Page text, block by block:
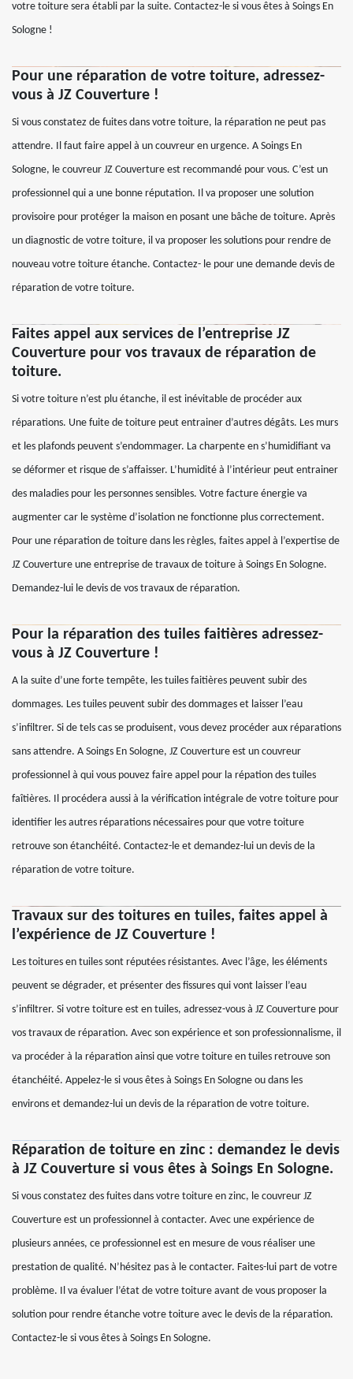
votre toiture sera établi par la suite. Contactez-le si vous êtes à Soings En
Sologne !
Pour une réparation de votre toiture, adressez-
vous à JZ Couverture !
Si vous constatez de fuites dans votre toiture, la réparation ne peut pas
attendre. Il faut faire appel à un couvreur en urgence. A Soings En
Sologne, le couvreur JZ Couverture est recommandé pour vous. C’est un
professionnel qui a une bonne réputation. Il va proposer une solution
provisoire pour protéger la maison en posant une bâche de toiture. Après
un diagnostic de votre toiture, il va proposer les solutions pour rendre de
nouveau votre toiture étanche. Contactez- le pour une demande devis de
réparation de votre toiture.
Faites appel aux services de l’entreprise JZ
Couverture pour vos travaux de réparation de
toiture.
Si votre toiture n’est plu étanche, il est inévitable de procéder aux
réparations. Une fuite de toiture peut entrainer d’autres dégâts. Les murs
et les plafonds peuvent s’endommager. La charpente en s’humidifiant va
se déformer et risque de s’affaisser. L’humidité à l’intérieur peut entrainer
des maladies pour les personnes sensibles. Votre facture énergie va
augmenter car le système d’isolation ne fonctionne plus correctement.
Pour une réparation de toiture dans les règles, faites appel à l’expertise de
JZ Couverture une entreprise de travaux de toiture à Soings En Sologne.
Demandez-lui le devis de vos travaux de réparation.
Pour la réparation des tuiles faitières adressez-
vous à JZ Couverture !
A la suite d’une forte tempête, les tuiles faitières peuvent subir des
dommages. Les tuiles peuvent subir des dommages et laisser l’eau
s’infiltrer. Si de tels cas se produisent, vous devez procéder aux réparations
sans attendre. A Soings En Sologne, JZ Couverture est un couvreur
professionnel à qui vous pouvez faire appel pour la répation des tuiles
faîtières. Il procédera aussi à la vérification intégrale de votre toiture pour
identifier les autres réparations nécessaires pour que votre toiture
retrouve son étanchéité. Contactez-le et demandez-lui un devis de la
réparation de votre toiture.
Travaux sur des toitures en tuiles, faites appel à
l’expérience de JZ Couverture !
Les toitures en tuiles sont réputées résistantes. Avec l’âge, les éléments
peuvent se dégrader, et présenter des fissures qui vont laisser l’eau
s’infiltrer. Si votre toiture est en tuiles, adressez-vous à JZ Couverture pour
vos travaux de réparation. Avec son expérience et son professionnalisme, il
va procéder à la réparation ainsi que votre toiture en tuiles retrouve son
étanchéité. Appelez-le si vous êtes à Soings En Sologne ou dans les
environs et demandez-lui un devis de la réparation de votre toiture.
Réparation de toiture en zinc : demandez le devis
à JZ Couverture si vous êtes à Soings En Sologne.
Si vous constatez des fuites dans votre toiture en zinc, le couvreur JZ
Couverture est un professionnel à contacter. Avec une expérience de
plusieurs années, ce professionnel est en mesure de vous réaliser une
prestation de qualité. N’hésitez pas à le contacter. Faites-lui part de votre
problème. Il va évaluer l’état de votre toiture avant de vous proposer la
solution pour rendre étanche votre toiture avec le devis de la réparation.
Contactez-le si vous êtes à Soings En Sologne.